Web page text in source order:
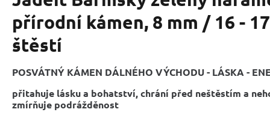
přírodní kámen, 8 mm / 16 -
štěstí
POSVÁTNÝ KÁMEN DÁLNÉHO VÝCHODU - LÁSKA -
přitahuje lásku a bohatství, chrání před neštěstím a
zmírňuje podrážděnost